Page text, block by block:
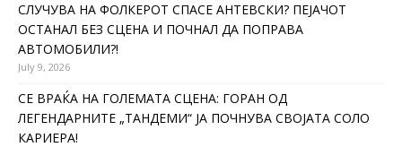
СЛУЧУВА НА ФОЛКЕРОТ СПАСЕ АНТЕВСКИ? ПЕЈАЧОТ
ОСТАНАЛ БЕЗ СЦЕНА И ПОЧНАЛ ДА ПОПРАВА
АВТОМОБИЛИ?!
July 9, 2026
СЕ ВРАЌА НА ГОЛЕМАТА СЦЕНА: ГОРАН ОД
ЛЕГЕНДАРНИТЕ „ТАНДЕМИ“ ЈА ПОЧНУВА СВОЈАТА СОЛО
КАРИЕРА!